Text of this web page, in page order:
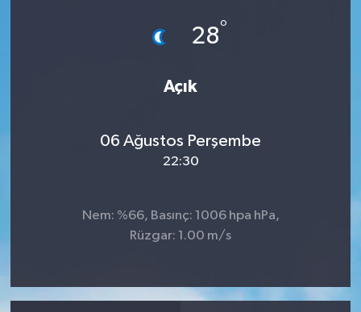
28°
Açık
06 Ağustos Perşembe
22:30
Nem: %66, Basınç: 1006 hpa hPa,
Rüzgar: 1.00 m/s